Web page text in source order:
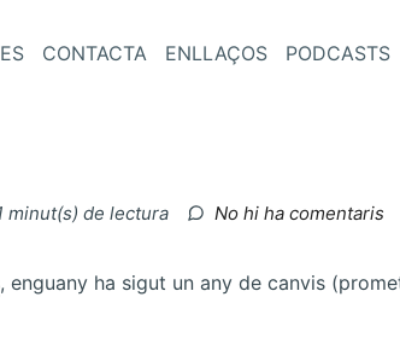
CONTACTA ENLLAÇOS
PODCASTS
minut(s) de lectura No hi ha comentaris
, enguany ha sigut un any de canvis